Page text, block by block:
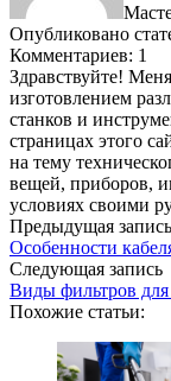
Опубликовано
Комментариев: 1
Здравствуйте!
изготовлением
станков и
страницах этого
на тему
вещей, приборов,
условиях своими
Предыдущая запись
Особенности
Следующая запись
Виды фильтров
Похожие статьи: